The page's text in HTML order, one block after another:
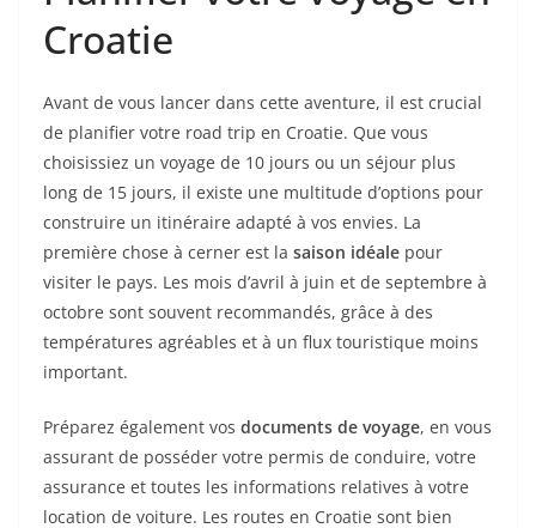
Croatie
Avant de vous lancer dans cette aventure, il est crucial
de planifier votre road trip en Croatie. Que vous
choisissiez un voyage de 10 jours ou un séjour plus
long de 15 jours, il existe une multitude d’options pour
construire un itinéraire adapté à vos envies. La
première chose à cerner est la saison idéale pour
visiter le pays. Les mois d’avril à juin et de septembre à
octobre sont souvent recommandés, grâce à des
températures agréables et à un flux touristique moins
important.
Préparez également vos documents de voyage, en vous
assurant de posséder votre permis de conduire, votre
assurance et toutes les informations relatives à votre
location de voiture. Les routes en Croatie sont bien